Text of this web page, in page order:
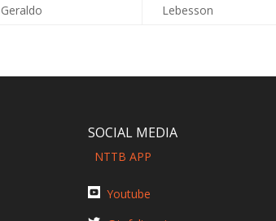
Geraldo
Lebesson
SOCIAL MEDIA
NTTB APP
Youtube